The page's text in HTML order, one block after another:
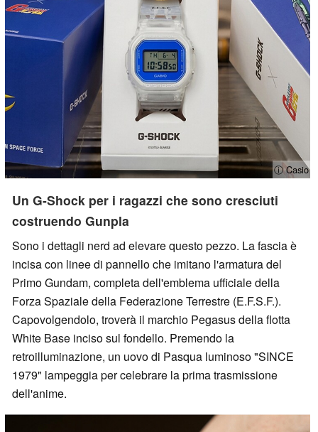
ⓘ Casio
Un G-Shock per i ragazzi che sono cresciuti
costruendo Gunpla
Sono i dettagli nerd ad elevare questo pezzo. La fascia è
incisa con linee di pannello che imitano l'armatura del
Primo Gundam, completa dell'emblema ufficiale della
Forza Spaziale della Federazione Terrestre (E.F.S.F.).
Capovolgendolo, troverà il marchio Pegasus della flotta
White Base inciso sul fondello. Premendo la
retroilluminazione, un uovo di Pasqua luminoso "SINCE
1979" lampeggia per celebrare la prima trasmissione
dell'anime.